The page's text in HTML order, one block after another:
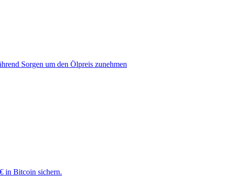
Sorgen um den Ölpreis zunehmen
in Bitcoin sichern.